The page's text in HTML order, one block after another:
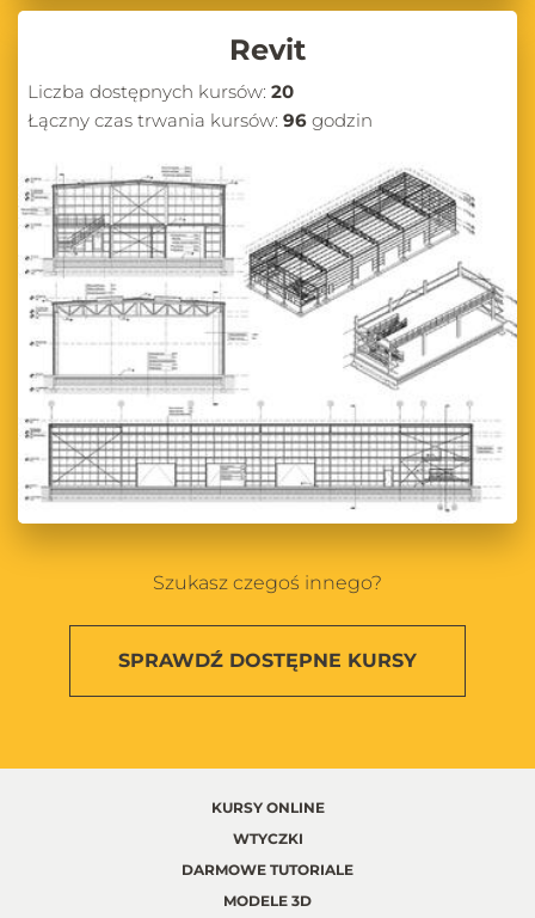
Revit
Liczba dostępnych kursów: 20
Łączny czas trwania kursów: 96 godzin
Szukasz czegoś innego?
SPRAWDŹ DOSTĘPNE KURSY
KURSY ONLINE
WTYCZKI
DARMOWE TUTORIALE
MODELE 3D